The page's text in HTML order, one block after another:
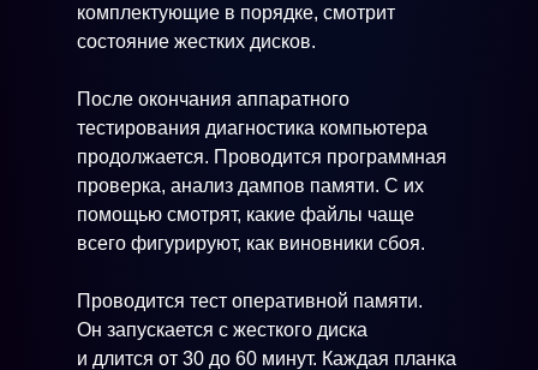
комплектующие в порядке, смотрит
состояние жестких дисков.
После окончания аппаратного
тестирования диагностика компьютера
продолжается. Проводится программная
проверка, анализ дампов памяти. С их
помощью смотрят, какие файлы чаще
всего фигурируют, как виновники сбоя.
Проводится тест оперативной памяти.
Он запускается с жесткого диска
и длится от 30 до 60 минут. Каждая планка